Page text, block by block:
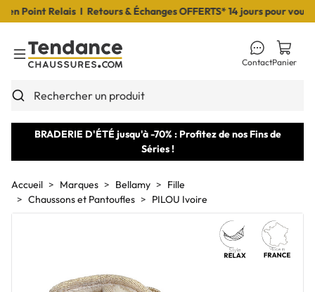
Point Relais I Retours & Échanges OFFERTS* 14 jours pour vous
Toggle Menu
Rechercher un produit
ContactPanier
BRADERIE D'ÉTÉ jusqu'à -70% : Profitez de nos Fins de
Séries !
Accueil Marques Bellamy
Fille
Chaussons et Pantoufles
PILOU Ivoire